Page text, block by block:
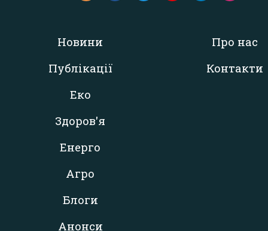
Новини
Публікації
Еко
Здоров'я
Енерго
Агро
Блоги
Анонси
Про нас
Контакти